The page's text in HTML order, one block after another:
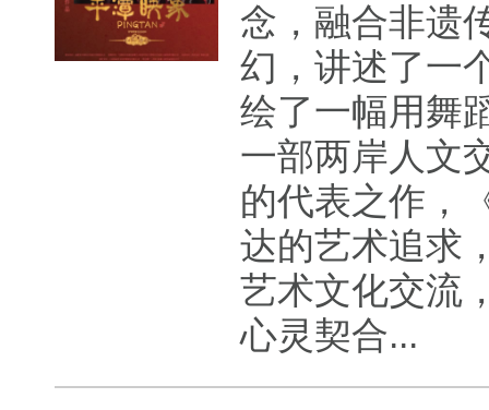
念，融合非遗
幻，讲述了一
绘了一幅用舞
一部两岸人文
的代表之作，
达的艺术追求
艺术文化交流
心灵契合...